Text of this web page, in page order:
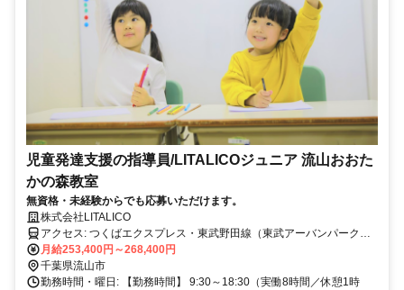
児童発達支援の指導員/LITALICOジュニア 流山おおた
かの森教室
無資格・未経験からでも応募いただけます。
株式会社LITALICO
アクセス: つくばエクスプレス・東武野田線（東武アーバンパークラ
イン）「流山おおたかの森駅」より徒歩1分
月給253,400円～268,400円
千葉県流山市
勤務時間・曜日: 【勤務時間】 9:30～18:30（実働8時間／休憩1時